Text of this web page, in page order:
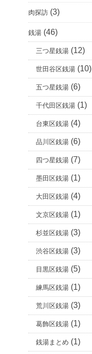
肉探訪 (3)
銭湯 (46)
三つ星銭湯 (12)
世田谷区銭湯 (10)
五つ星銭湯 (6)
千代田区銭湯 (1)
台東区銭湯 (4)
品川区銭湯 (6)
四つ星銭湯 (7)
墨田区銭湯 (1)
大田区銭湯 (4)
文京区銭湯 (1)
杉並区銭湯 (3)
渋谷区銭湯 (3)
目黒区銭湯 (5)
練馬区銭湯 (1)
荒川区銭湯 (3)
葛飾区銭湯 (1)
銭湯まとめ (1)